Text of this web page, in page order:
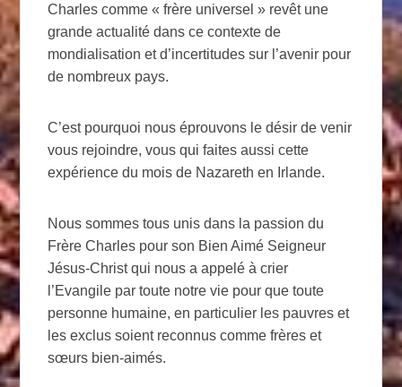
Charles comme « frère universel » revêt une
grande actualité dans ce contexte de
mondialisation et d’incertitudes sur l’avenir pour
de nombreux pays.
C’est pourquoi nous éprouvons le désir de venir
vous rejoindre, vous qui faites aussi cette
expérience du mois de Nazareth en Irlande.
Nous sommes tous unis dans la passion du
Frère Charles pour son Bien Aimé Seigneur
Jésus-Christ qui nous a appelé à crier
l’Evangile par toute notre vie pour que toute
personne humaine, en particulier les pauvres et
les exclus soient reconnus comme frères et
sœurs bien-aimés.